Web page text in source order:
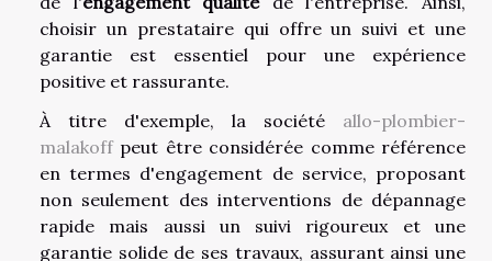
choisir un prestataire qui offre un suivi et une
garantie est essentiel pour une expérience
positive et rassurante.
À titre d'exemple, la société allo-plombier-
malakoffpeut être considérée comme référence
en termes d'engagement de service, proposant
non seulement des interventions de dépannage
rapide mais aussi un suivi rigoureux et une
garantie solide de ses travaux, assurant ainsi une